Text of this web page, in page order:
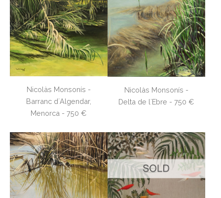
Nicolàs Monsonís -
Barranc d´Algendar,
Menorca - 750 €
Nicolàs Monsonís -
Delta de l´Ebre - 750 €